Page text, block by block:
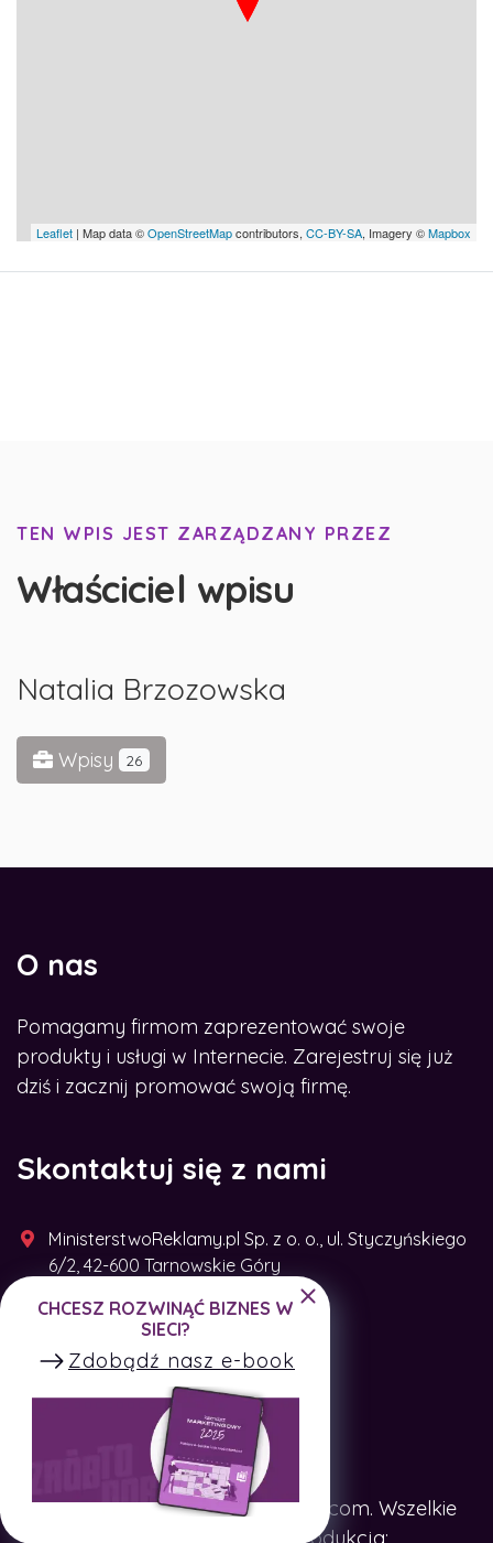
Leaflet | Map data ©OpenStreetMapcontributors, CC-BY-SA, Imagery ©Mapbox
TEN WPIS JEST ZARZĄDZANY PRZEZ
Właściciel wpisu
Natalia Brzozowska
Wpisy 26
O nas
Pomagamy firmom zaprezentować swoje
produkty i usługi w Internecie. Zarejestruj się już
dziś i zacznij promować swoją firmę.
Skontaktuj się z nami
MinisterstwoReklamy.pl Sp. z o. o., ul. Styczyńskiego
6/2, 42-600 Tarnowskie Góry
+48 791 493 287
Copyright © SpotTheCompany.com. Wszelkie
CHCESZ ROZWINĄĆ BIZNES W
SIECI?
Zdobądź nasz e-book